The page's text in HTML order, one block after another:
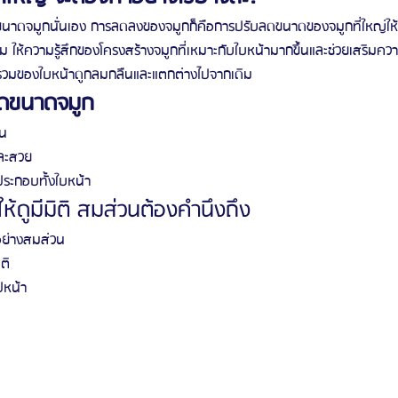
รีวิวดูดไขมันหน้า รีวิวดูดไขมันเหนียง
าดจมูกนั่นเอง การลดลงของจมูกก็คือการปรับลดขนาดของจมูกที่ใหญ่
ให้ความรู้สึกของโครงสร้างจมูกที่เหมาะกับใบหน้ามากขึ้นและช่วยเสริมค
ของใบหน้าดูกลมกลืนและแตกต่างไปจากเดิม
ขนาดจมูก
สวย
ะกอบทั้งใบหน้า
ห้ดูมีมิติ สมส่วนต้องคำนึงถึง
างสมส่วน
น้า